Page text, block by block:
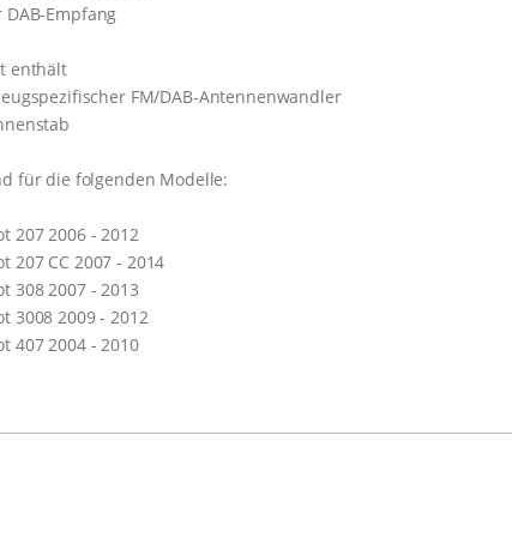
DAB-Empfang
enthält
FM/DAB-Antennenwandler
für die folgenden Modelle:
207 2006 - 2012
207 CC 2007 - 2014
308 2007 - 2013
3008 2009 - 2012
407 2004 - 2010